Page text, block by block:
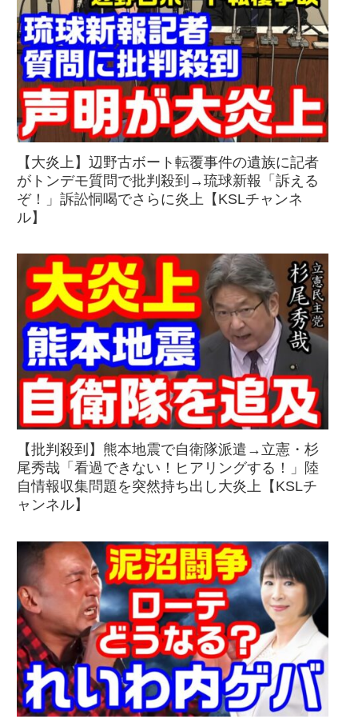
【大炎上】辺野古ボート転覆事件の遺族に記者
がトンデモ質問で批判殺到→琉球新報「訴える
ぞ！」訴訟恫喝でさらに炎上【KSLチャンネ
ル】
【批判殺到】熊本地震で自衛隊派遣→立憲・杉
尾秀哉「看過できない！ヒアリングする！」陸
自情報収集問題を突然持ち出し大炎上【KSLチ
ャンネル】